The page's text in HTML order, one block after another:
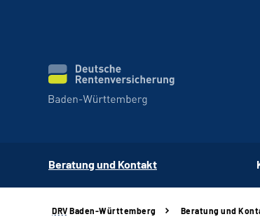
Beratung und Kontakt
DRV Baden-Württemberg Beratung und